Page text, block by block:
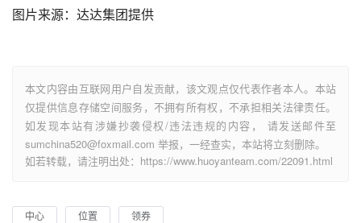
图片来源：达达集团提供
本文内容由互联网用户自发贡献，该文观点仅代表作者本人。本站
仅提供信息存储空间服务，不拥有所有权，不承担相关法律责任。
如发现本站有涉嫌抄袭侵权/违法违规的内容， 请发送邮件至
sumchina520@foxmail.com 举报，一经查实，本站将立刻删除。
如若转载，请注明出处：https://www.huoyanteam.com/22091.html
中心 位置 领券